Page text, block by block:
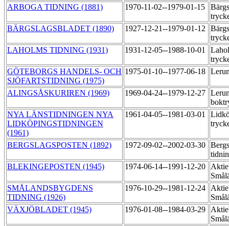
ARBOGA TIDNING (1881)
1970-11-02--1979-01-15
BÄRGSLAGSBLADET (1890)
1927-12-21--1979-01-12
LAHOLMS TIDNING (1931)
1931-12-05--1988-10-01
GÖTEBORGS HANDELS- OCH
SJÖFARTSTIDNING (1975)
1975-01-10--1977-06-18
ALINGSÅSKURIREN (1969) 1969-04-24--1979-12-27
NYA LÄNSTIDNINGEN NYA
LIDKÖPINGSTIDNINGEN
(1961)
1961-04-05--1981-03-01
BERGSLAGSPOSTEN (1892) 1972-09-02--2002-03-30
BLEKINGEPOSTEN (1945)
1974-06-14--1991-12-20
SMÅLANDSBYGDENS
TIDNING (1926)
1976-10-29--1981-12-24
VÄXJÖBLADET (1945)
1976-01-08--1984-03-29